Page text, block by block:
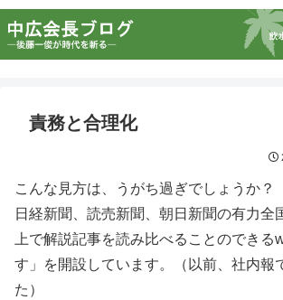
責務と合理化
こんな見方は、うがち過ぎでしょうか？
日経新聞、読売新聞、朝日新聞の有力全
上で解説記事を読み比べることのできる
す」を開設しています。（以前、社内報
た）